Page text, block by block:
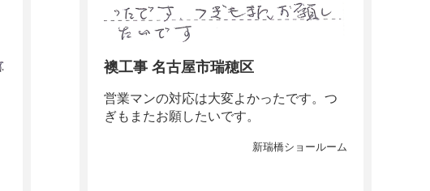
襖工事 名古屋市瑞穂区
営業マンの対応は大変よかったです。つ
ぎもまたお願したいです。
新瑞橋ショールーム